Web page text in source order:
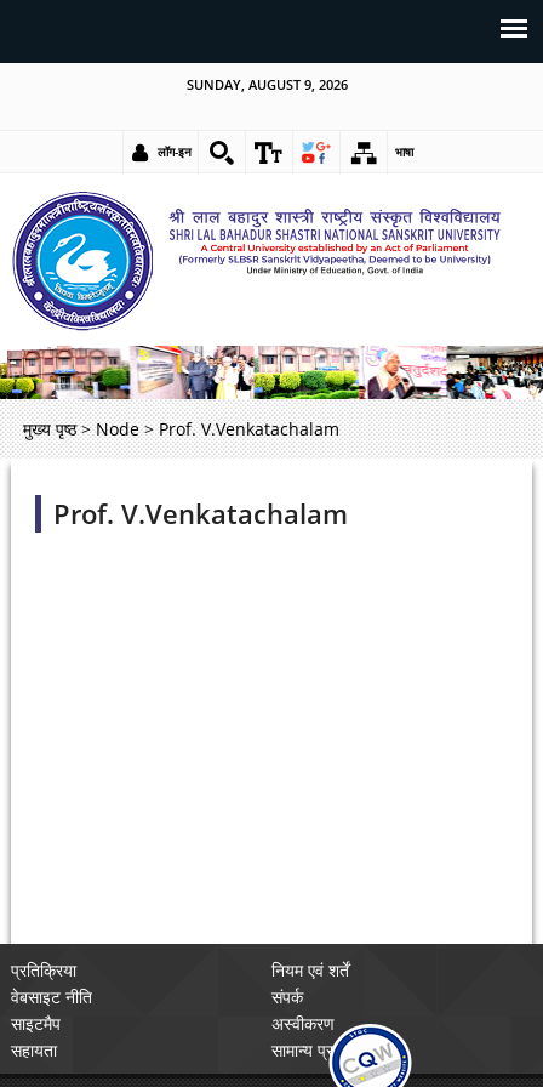
SUNDAY, AUGUST 9, 2026
लॉग-इन भाषा
मुख्य पृष्ठ > Node > Prof. V.Venkatachalam
Prof. V.Venkatachalam
प्रतिक्रिया
नियम एवं शर्तें
वेबसाइट नीति
संपर्क
साइटमैप
अस्वीकरण
सहायता
सामान्य प्रश्न